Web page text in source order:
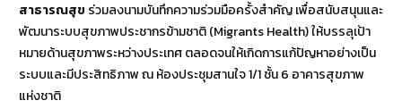
สาธารณสุข ร่วมลงนามบันทึกความร่วมมือครั้งสำคัญ เพื่อสนับสนุนและ
พัฒนาระบบสุขภาพประชากรข้ามชาติ (Migrants Health) ให้บรรลุเป้า
หมายด้านสุขภาพระหว่างประเทศ ตลอดจนให้เกิดการแก้ปัญหาอย่างเป็น
ระบบและมีประสิทธิภาพ ณ ห้องประชุมสานใจ 1/1 ชั้น 6 อาคารสุขภาพ
แห่งชาติ